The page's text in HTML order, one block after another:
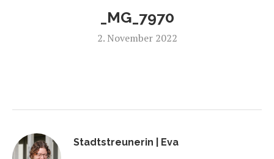
_MG_7970
2. November 2022
Stadtstreunerin | Eva